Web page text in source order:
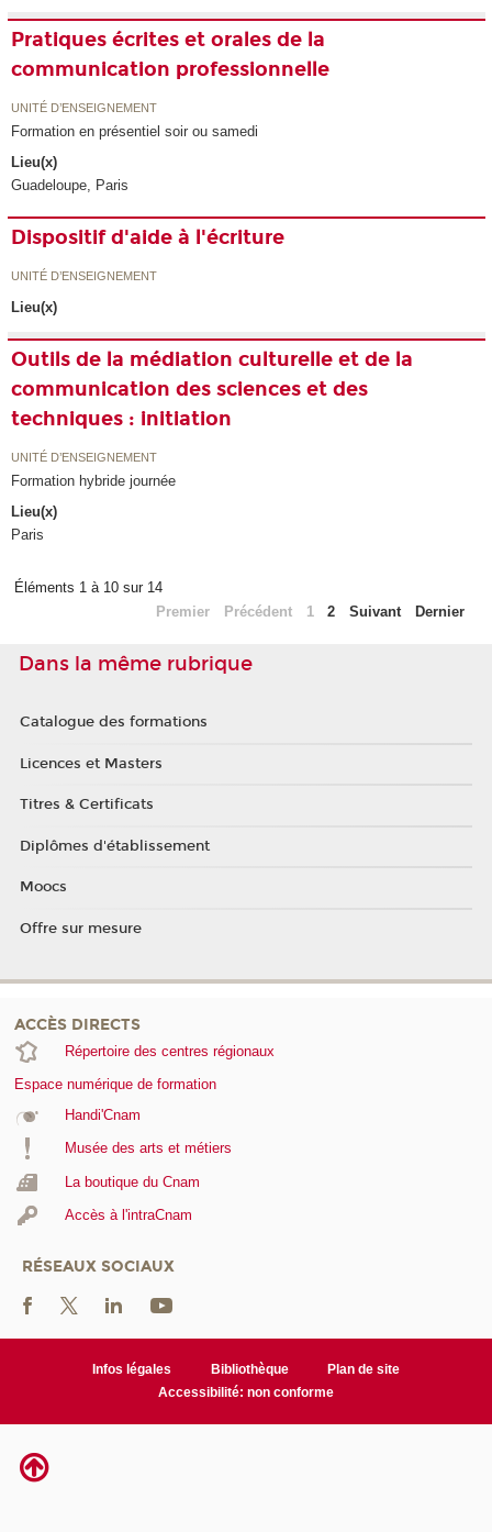
Pratiques écrites et orales de la
communication professionnelle
UNITÉ D’ENSEIGNEMENT
Formation en présentiel soir ou samedi
Lieu(x)
Guadeloupe, Paris
Dispositif d'aide à l'écriture
UNITÉ D’ENSEIGNEMENT
Lieu(x)
Outils de la médiation culturelle et de la
communication des sciences et des
techniques : initiation
UNITÉ D’ENSEIGNEMENT
Formation hybride journée
Lieu(x)
Paris
Éléments 1 à 10 sur 14
Premier
Précédent 1 2 Suivant Dernier
Dans la même rubrique
Catalogue des formations
Licences et Masters
Titres & Certificats
Diplômes d'établissement
Moocs
Offre sur mesure
ACCÈS DIRECTS
Répertoire des centres régionaux
Espace numérique de formation
Handi'Cnam
Musée des arts et métiers
La boutique du Cnam
Accès à l'intraCnam
RÉSEAUX SOCIAUX
Infos légales Bibliothèque
Plan de site
Accessibilité: non conforme